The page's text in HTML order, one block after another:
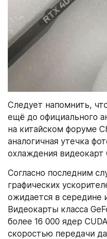
Следует напомнить,
ещё до официального
на китайском форуме
аналогичная утечка
охлаждения видеокарт
Согласно последним
графических
ожидается в середине
Видеокарты класса
более 16 000 ядер
скоростью передачи